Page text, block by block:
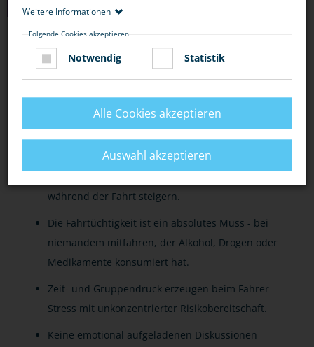
Angst und Unbehagen einfach mit einem
selbstbewussten "Nein" ausdrücken.
Direkte Kritik am Fahrstil und an der Kompetenz
während der Fahrt steigern.
Die Fahrtüchtigkeit ist ein absolutes Muss - bei
niemandem mitfahren, der Alkohol, Drogen oder
Medikamente konsumiert hat.
Zeit- und Gruppendruck erzeugen beim Fahrer
Stress mit unkonzentrierter Risikobereitschaft.
Keine emotional aufgeladenen Diskussionen
Weitere Informationen
Folgende Cookies akzeptieren
Notwendig Statistik
Alle Cookies akzeptieren
Auswahl akzeptieren